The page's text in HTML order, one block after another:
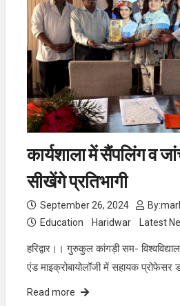
कार्यशाला में सैंपलिंग व
सीखेंगे प्रतिभागी
September 26, 2024 By:
Education
Haridwar Latest
हरिद्वार।। गुरुकुल कांगड़ी सम-
एंड माइक्रोबायोलॉजी में सहायक प्रोफेसर
Read more